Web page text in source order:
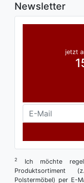
Newsletter
jetzt
2
Ich möchte
Produktsortiment
Polstermöbel) per E-